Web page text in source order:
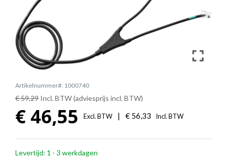
Artikelnummer#: 1000740
€ 59,29 Incl. BTW (adviesprijs incl. BTW)
€46,55 Excl. BTW | € 56,33 Incl. BTW
Levertijd: 1 - 3 werkdagen